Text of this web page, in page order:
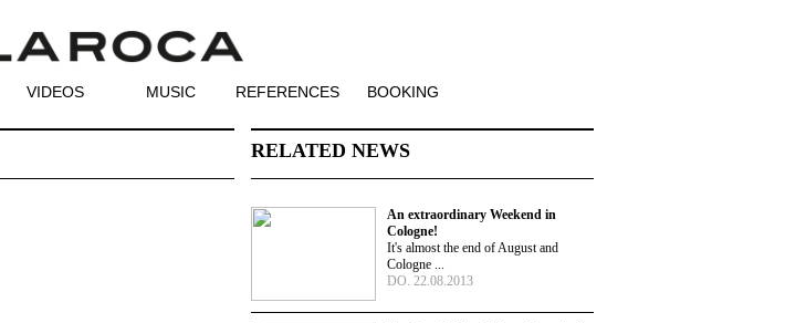
VIDEOS MUSIC REFERENCES BOOKING
RELATED NEWS
An extraordinary Weekend in
Cologne!
It's almost the end of August and
Cologne ...
DO. 22.08.2013